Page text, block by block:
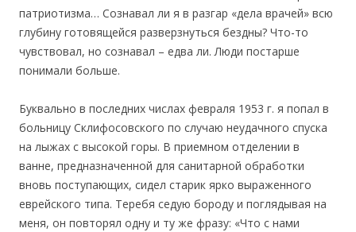
патриотизма… Сознавал ли я в разгар «дела врачей» всю
глубину готовящейся разверзнуться бездны? Что-то
чувствовал, но сознавал – едва ли. Люди постарше
понимали больше.
Буквально в последних числах февраля 1953 г. я попал в
больницу Склифосовского по случаю неудачного спуска
на лыжах с высокой горы. В приемном отделении в
ванне, предназначенной для санитарной обработки
вновь поступающих, сидел старик ярко выраженного
еврейского типа. Теребя седую бороду и поглядывая на
меня, он повторял одну и ту же фразу: «Что с нами